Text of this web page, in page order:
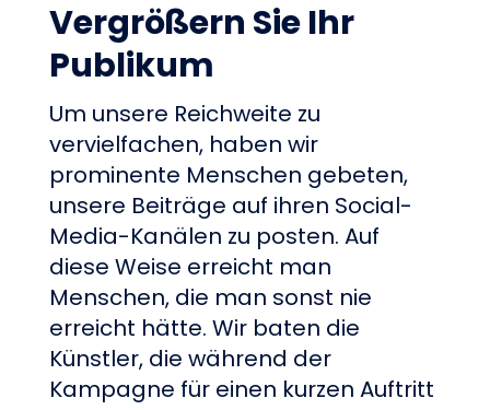
Vergrößern Sie Ihr
Publikum
Um unsere Reichweite zu
vervielfachen, haben wir
prominente Menschen gebeten,
unsere Beiträge auf ihren Social-
Media-Kanälen zu posten. Auf
diese Weise erreicht man
Menschen, die man sonst nie
erreicht hätte. Wir baten die
Künstler, die während der
Kampagne für einen kurzen Auftritt